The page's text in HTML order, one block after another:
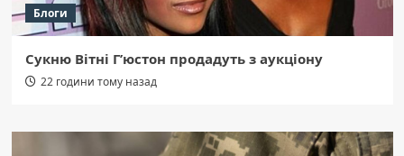
Блоги
Сукню Вітні Г’юстон продадуть з аукціону
22 години тому назад